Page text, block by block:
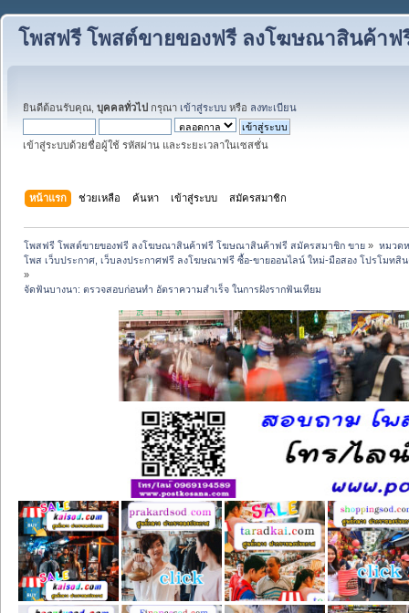
โพสฟรี โพสต์ขายของฟรี ลงโฆษณาสินค้า
ยินดีต้อนรับคุณ, บุคคลทั่วไป กรุณา เข้าสู่ระบบ หรือ ลงทะเบียน
เข้าสู่ระบบด้วยชื่อผู้ใช้ รหัสผ่าน และระยะเวลาในเซสชั่น
หน้าแรก ช่วยเหลือ ค้นหา เข้าสู่ระบบ สมัครสมาชิก
โพสฟรี โพสต์ขายของฟรี ลงโฆษณาสินค้าฟรี โฆษณาสินค้าฟรี สมัครสมาชิก ขาย » หมวด
โพส เว็บประกาศ, เว็บลงประกาศฟรี ลงโฆษณาฟรี ซื้อ-ขายออนไลน์ ใหม่-มือสอง โปรโมทสิ
»
จัดฟันบางนา: ตรวจสอบก่อนทำ อัตราความสำเร็จ ในการฝังรากฟันเทียม